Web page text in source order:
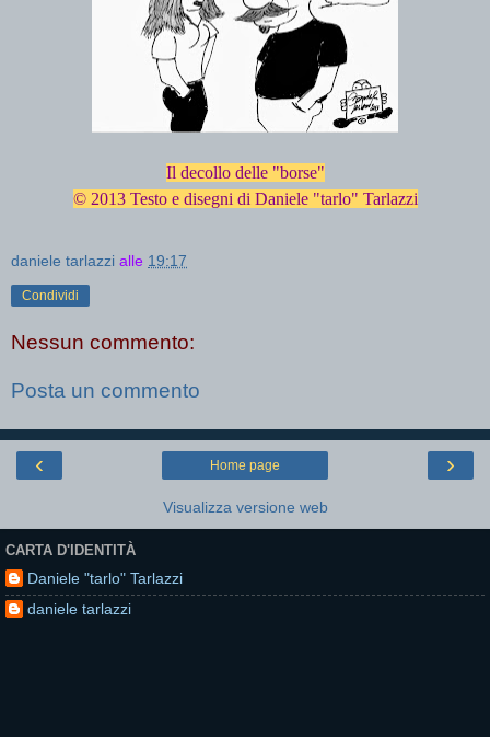
Il decollo delle "borse"
© 2013 Testo e disegni di Daniele "tarlo" Tarlazzi
daniele tarlazzi alle 19:17
Condividi
Nessun commento:
Posta un commento
‹ ›
Home page
Visualizza versione web
CARTA D'IDENTITÀ
Daniele "tarlo" Tarlazzi
daniele tarlazzi